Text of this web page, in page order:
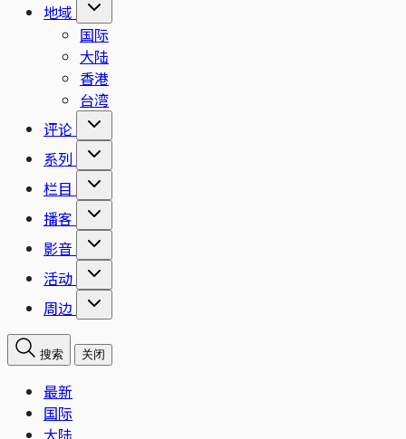
地域
国际
大陆
香港
台湾
评论
系列
栏目
播客
影音
活动
周边
搜索 关闭
最新
国际
大陆